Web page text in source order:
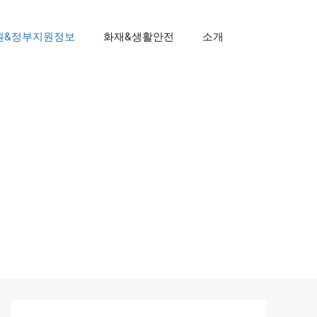
&정부지원정보 화재&생활안전 소개